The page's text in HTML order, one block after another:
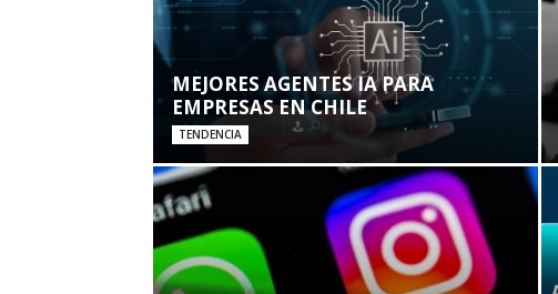
MEJORES AGENTES IA PARA
EMPRESAS EN CHILE
TENDENCIA